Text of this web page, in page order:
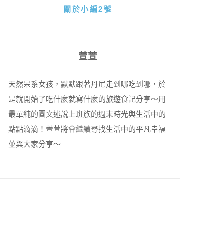
關於小編2號
萱萱
天然呆系女孩，默默跟著丹尼走到哪吃到哪，於
是就開始了吃什麼就寫什麼的旅遊食記分享～用
最單純的圖文述說上班族的週末時光與生活中的
點點滴滴！萱萱將會繼續尋找生活中的平凡幸福
並與大家分享～